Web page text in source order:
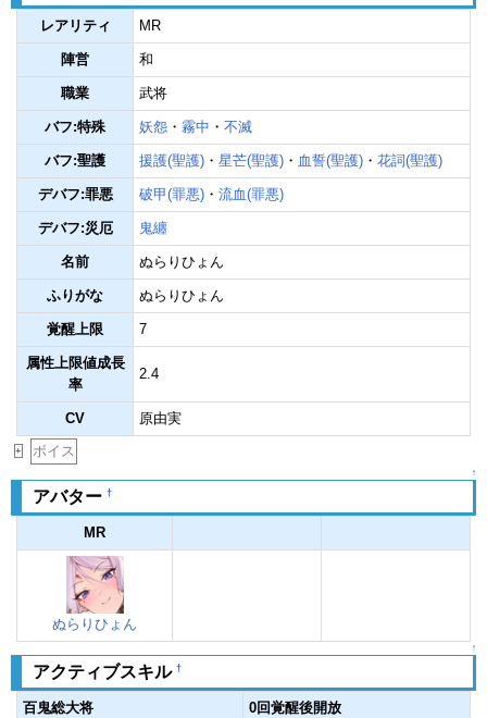
レアリティ MR
陣営 和
職業 武将
バフ:特殊 妖怨 ・ 霧中 ・ 不滅
バフ:聖護 援護(聖護) ・ 星芒(聖護) ・ 血誓(聖護) ・ 花詞(聖護)
デバフ:罪悪 破甲(罪悪) ・ 流血(罪悪)
デバフ:災厄 鬼纏
名前 ぬらりひょん
ふりがな ぬらりひょん
覚醒上限 7
属性上限値成長
率
2.4
CV 原由実
+ ボイス
↑
アバター †
MR
ぬらりひょん
↑
アクティブスキル †
百鬼総大将 0回覚醒後開放